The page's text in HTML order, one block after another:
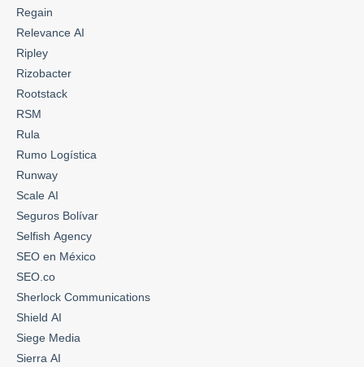
Regain
Relevance AI
Ripley
Rizobacter
Rootstack
RSM
Rula
Rumo Logística
Runway
Scale AI
Seguros Bolívar
Selfish Agency
SEO en México
SEO.co
Sherlock Communications
Shield AI
Siege Media
Sierra AI